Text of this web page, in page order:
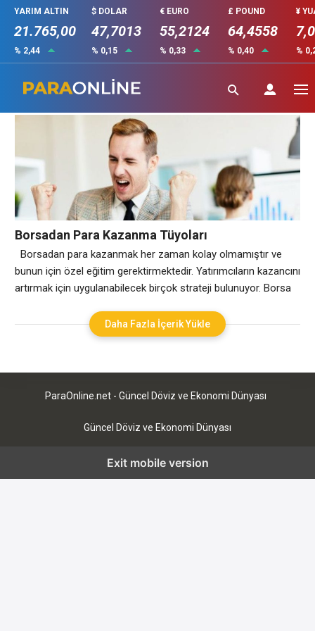
YARIM ALTIN
21.765,00
% 2,44
$ DOLAR
47,7013
% 0,15
€ EURO
55,2124
% 0,33
£ POUND
64,4558
% 0,40
¥
%
Borsadan Para Kazanma
Borsadan Para Kazanma Tüyoları
Borsadan para kazanmak her zaman kolay olmamıştır ve
bunun için özel eğitim gerektirmektedir. Yatırımcıların kazancını
artırmak için uygulanabilecek birçok strateji bulunuyor. Borsa
borsanın işleyişini ve işlemleri öğrenmek gerekmektedir.
Yatırımcılar, piyasaların nasıl işlediğini öğrenmeli hangi
olarak, kazanmanın yanı sıra kaybetme riskinin
Daha Fazla İçerik Yükle
ParaOnline.net - Güncel Döviz ve Ekonomi Dünyası
Güncel Döviz ve Ekonomi Dünyası
Exit mobile version